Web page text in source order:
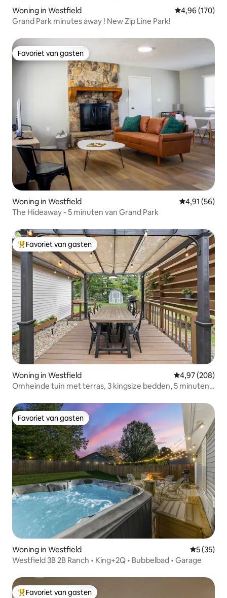
Woning in Westfield Gemiddelde
4,96 (170)
Grand Park minutes away ! New Zip Line Park!
Favoriet van gasten
Favoriet van gasten
Woning in Westfield Gemiddelde
4,91 (56)
The Hideaway - 5 minuten van Grand Park
Topfavoriet van gasten
Favoriet van gasten
Woning in Westfield Gemiddelde
4,97 (208)
Omheinde tuin met terras, 3 kingsize bedden, 5 minuten
Favoriet van gasten
Favoriet van gasten
Woning in Westfield
5 (35)
Westfield 3B 2B Ranch • King+2Q • Bubbelbad • Garage
Favoriet van gasten